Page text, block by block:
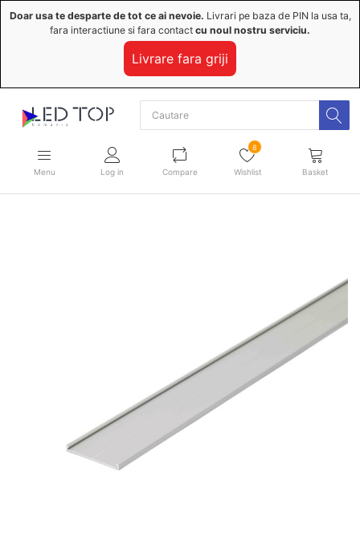
Doar usa te desparte de tot ce ai nevoie. Livrari pe baza de PIN la usa ta,
fara interactiune si fara contact cu noul nostru serviciu.
Livrare fara griji
Menu Log in Compare
8
Wishlist Basket